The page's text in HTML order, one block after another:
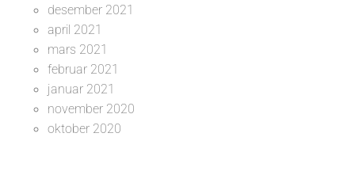
desember 2021
april 2021
mars 2021
februar 2021
januar 2021
november 2020
oktober 2020